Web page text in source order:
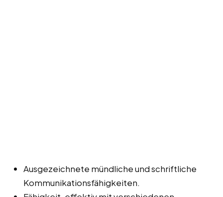
Ausgezeichnete mündliche und schriftliche
Kommunikationsfähigkeiten.